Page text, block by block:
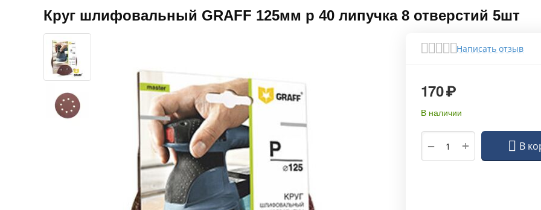
Круг шлифовальный GRAFF 125мм р 40 липучка 8 отверстий 5шт
Написать отзыв
170₽
В наличии
+
− В